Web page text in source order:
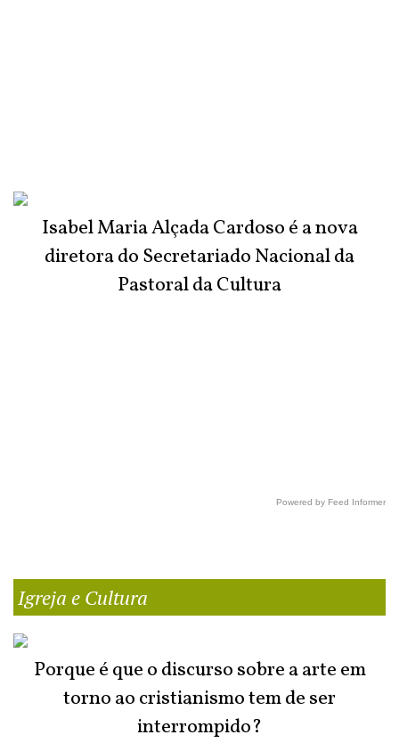
Isabel Maria Alçada Cardoso é a nova
diretora do Secretariado Nacional da
Pastoral da Cultura
Powered by Feed Informer
Igreja e Cultura
Porque é que o discurso sobre a arte em
torno ao cristianismo tem de ser
interrompido?